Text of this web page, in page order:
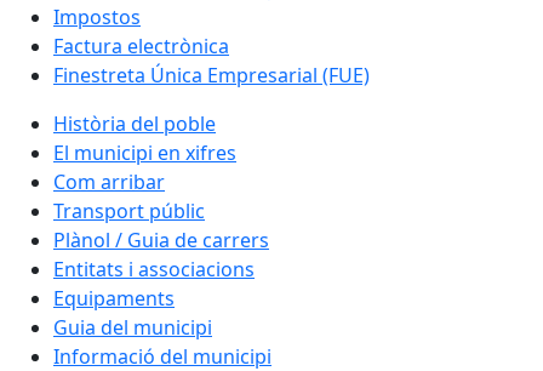
Impostos
Factura electrònica
Finestreta Única Empresarial (FUE)
Història del poble
El municipi en xifres
Com arribar
Transport públic
Plànol / Guia de carrers
Entitats i associacions
Equipaments
Guia del municipi
Informació del municipi